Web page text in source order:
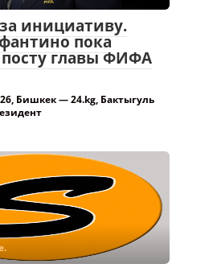
инициативу.
пока
посту главы ФИФА
Бишкек — 24.kg, Бактыгуль